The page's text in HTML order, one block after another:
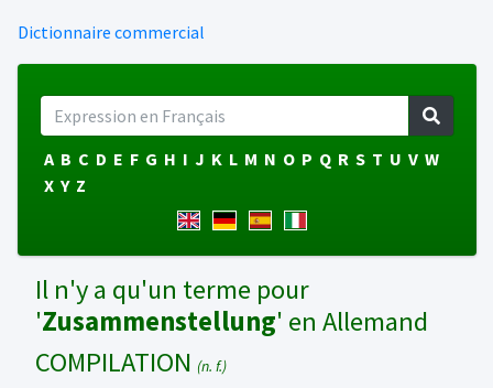
Dictionnaire commercial
A B C D E F G H I J K L M N O P Q R S T U V W
X Y Z
Il n'y a qu'un terme pour
'Zusammenstellung' en Allemand
COMPILATION (n. f.)